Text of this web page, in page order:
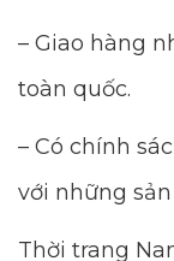
– Giao hàng
toàn quốc.
– Có chính
với những
Thời trang